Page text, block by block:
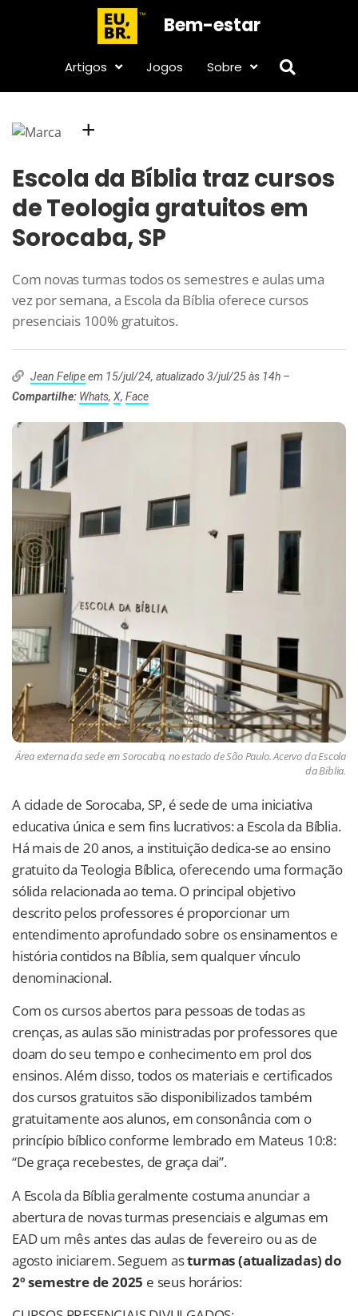
Bem-estar
Artigos Jogos Sobre
+
Escola da Bíblia traz cursos
de Teologia gratuitos em
Sorocaba, SP
Com novas turmas todos os semestres e aulas uma
vez por semana, a Escola da Bíblia oferece cursos
presenciais 100% gratuitos.
Jean Felipeem 15/jul/24, atualizado 3/jul/25 às 14h –
Compartilhe: Whats, X, Face
Área externa da sede em Sorocaba, no estado de São Paulo. Acervo da Escola
da Bíblia.
A cidade de Sorocaba, SP, é sede de uma iniciativa
educativa única e sem fins lucrativos: a Escola da Bíblia.
Há mais de 20 anos, a instituição dedica-se ao ensino
gratuito da Teologia Bíblica, oferecendo uma formação
sólida relacionada ao tema. O principal objetivo
descrito pelos professores é proporcionar um
entendimento aprofundado sobre os ensinamentos e
história contidos na Bíblia, sem qualquer vínculo
denominacional.
Com os cursos abertos para pessoas de todas as
crenças, as aulas são ministradas por professores que
doam do seu tempo e conhecimento em prol dos
ensinos. Além disso, todos os materiais e certificados
dos cursos gratuitos são disponibilizados também
gratuitamente aos alunos, em consonância com o
princípio bíblico conforme lembrado em Mateus 10:8:
“De graça recebestes, de graça dai”.
A Escola da Bíblia geralmente costuma anunciar a
abertura de novas turmas presenciais e algumas em
EAD um mês antes das aulas de fevereiro ou as de
agosto iniciarem. Seguem asturmas (atualizadas) do
2º semestre de 2025 e seus horários: